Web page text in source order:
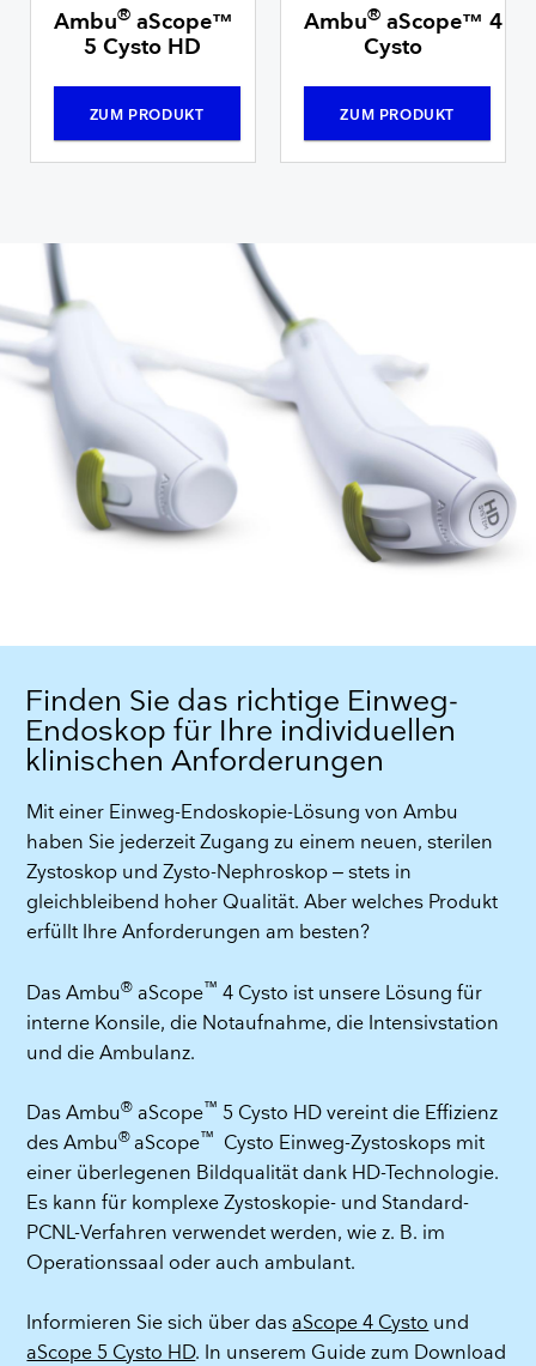
Ambu®aScope™
5 Cysto HD
ZUM PRODUKT
Ambu® aScope™ 4
Cysto
ZUM PRODUKT
Finden Sie das richtige Einweg-
Endoskop für Ihre individuellen
klinischen Anforderungen
Mit einer Einweg-Endoskopie-Lösung von Ambu
haben Sie jederzeit Zugang zu einem neuen, sterilen
Zystoskop und Zysto-Nephroskop – stets in
gleichbleibend hoher Qualität. Aber welches Produkt
erfüllt Ihre Anforderungen am besten?
Das Ambu® aScope™ 4 Cysto ist unsere Lösung für
interne Konsile, die Notaufnahme, die Intensivstation
und die Ambulanz.
Das Ambu® aScope™ 5 Cysto HD vereint die Effizienz
des Ambu® aScope™
Cysto Einweg-Zystoskops mit
einer überlegenen Bildqualität dank HD-Technologie.
Es kann für komplexe Zystoskopie- und Standard-
PCNL-Verfahren verwendet werden, wie z. B. im
Operationssaal oder auch ambulant.
Informieren Sie sich über dasaScope 4 Cysto und
aScope 5 Cysto HD. In unserem Guide zum Download